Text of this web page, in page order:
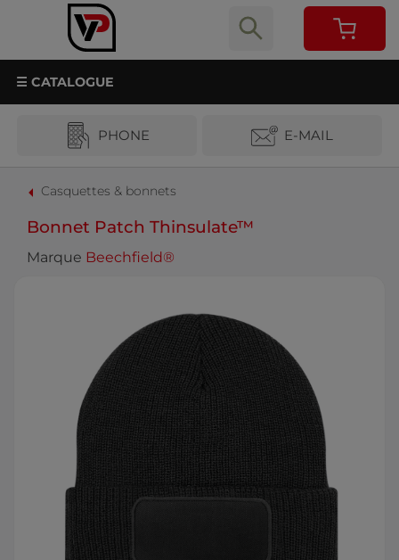
☰ CATALOGUE
PHONE E-MAIL
Casquettes & bonnets
Bonnet Patch Thinsulate™
Marque Beechfield®